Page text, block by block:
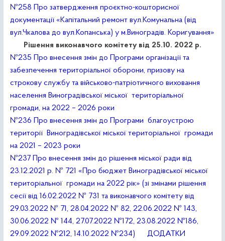
№258 Про затвердження проєктно-кошторисної
документації «Капітальний ремонт вул.Комунальна (від
вул.Чкалова до вул.Копанська) у м.Виноградів. Коригування»
Рішення виконавчого комітету від 25.10. 2022 р.
№235 Про внесення змін до Програми організації та
забезпечення територіальної оборони, призову на
строкову службу та військово-патріотичного виховання
населення Виноградівської міської територіальної
громади, на 2022 – 2026 роки
№236 Про внесення змін до Програми благоустрою
території Виноградівської міської територіальної громади
на 2021 – 2023 роки
№237 Про внесення змін до рішення міської ради від
23.12.2021 р. № 721 «Про бюджет Виноградівської міської
територіальної громади на 2022 рік» (зі змінами рішення
сесії від 16.02.2022 № 731 та виконавчого комітету від
29.03.2022 № 71, 28.04.2022 № 82, 22.06.2022 № 143,
30.06.2022 № 144, 27.07.2022 №172, 23.08.2022 №186,
29.09.2022 №212, 14.10.2022 №234)
ДОДАТКИ